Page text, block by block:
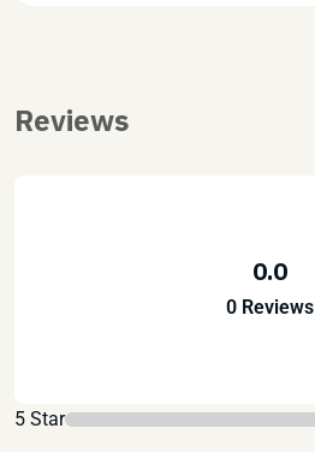
Reviews
0.0
0 Reviews
5 Star